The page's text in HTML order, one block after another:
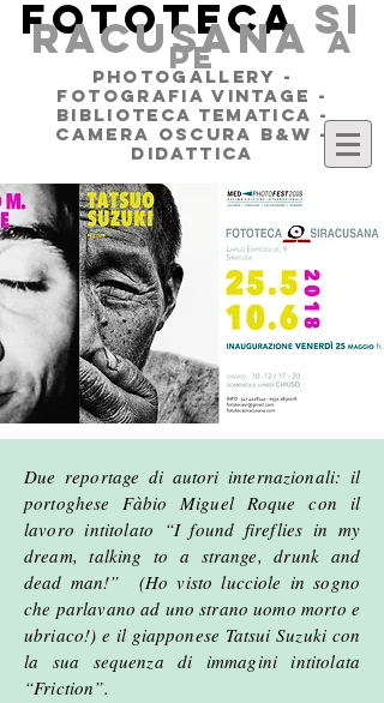
FOTOTECA SI
RACUSANAa
pe
PHOTOGALLERY -
FOTOGRAFIA VINTAGE -
BIBLIOTECA TEMATICA -
CAMERA OSCURA B&W -
DIDATTICA
Due reportage di autori internazionali: il
portoghese Fàbio Miguel Roque con il
lavoro intitolato “I found fireflies in my
dream, talking to a strange, drunk and
dead man!” (Ho visto lucciole in sogno
che parlavano ad uno strano uomo morto e
ubriaco!) e il giapponese Tatsui Suzuki con
la sua sequenza di immagini intitolata
“Friction”.